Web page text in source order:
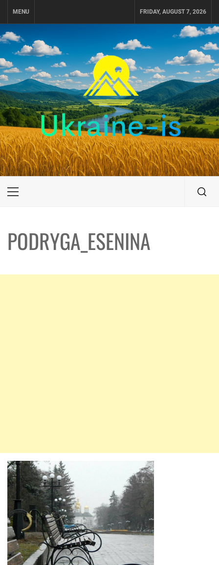
MENU FRIDAY, AUGUST 7, 2026
UKRAINE-IS
ПУТЕШЕСТВИЕ ПО УКРАИНЕ
Primary
PODRYGA_ESENINA